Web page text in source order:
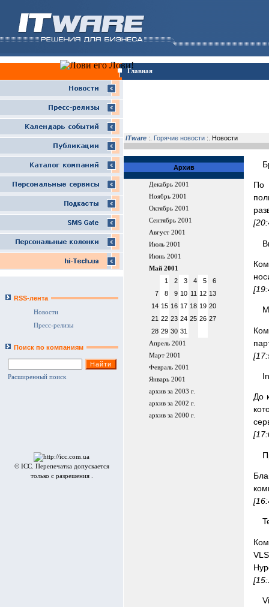
Главная
RSS-лента
Новости
Пресс-релизы
Поиск по компаниям
Расширенный поиск
© ICC. Перепечатка допускается
только с разрешения .
ITware :. Горячие новости :. Новости
Архив
Декабрь 2001
Ноябрь 2001
Октябрь 2001
Сентябрь 2001
Август 2001
Июль 2001
Июнь 2001
Май 2001
1 2 3 4 5
6
7
8 9 10 11 12 13
14 15 16 17 18 19 20
21 22 23 24 25 26 27
28 29 30 31
Апрель 2001
Март 2001
Февраль 2001
Январь 2001
архив за 2003 г.
архив за 2002 г.
архив за 2000 г.
По
До